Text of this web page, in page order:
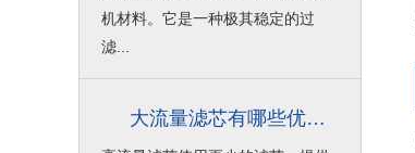
机材料。它是一种极其稳定的过
滤...
大流量滤芯有哪些优点？